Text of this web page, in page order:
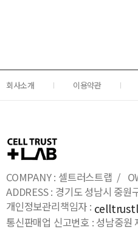
회사소개 이용약관
COMPANY : 셀트러스트랩 /
ADDRESS : 경기도 성남시 중
개인정보관리책임자 :
통신판매업 신고번호 : 성남중원